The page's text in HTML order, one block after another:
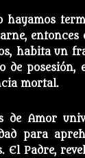
hayamos
entonces
habita un
de
mortal.
de Amor
para
El Padre,